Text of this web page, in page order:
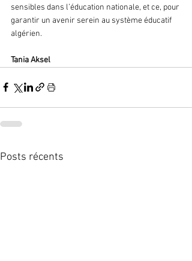
sensibles dans l’éducation nationale, et ce, pour
garantir un avenir serein au système éducatif
algérien.
Tania Aksel
Posts récents